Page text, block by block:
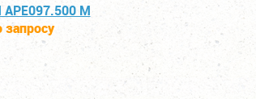
M
запросу